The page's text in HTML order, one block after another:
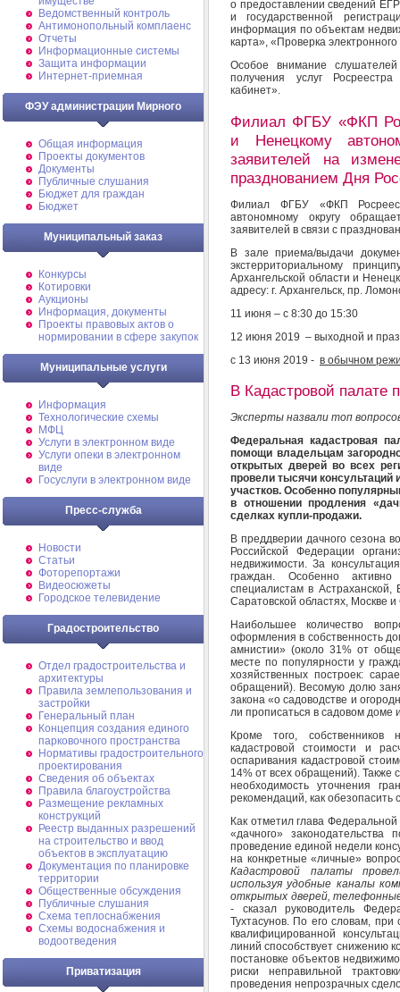
Ведомственный контроль
Антимонопольный комплаенс
Отчеты
Информационные системы
Защита информации
Интернет-приемная
ФЭУ администрации Мирного
Общая информация
Проекты документов
Документы
Публичные слушания
Бюджет для граждан
Бюджет
Муниципальный заказ
Конкурсы
Котировки
Аукционы
Информация, документы
Проекты правовых актов о
нормировании в сфере закупок
Муниципальные услуги
Информация
Технологические схемы
МФЦ
Услуги в электронном виде
Услуги опеки в электронном
виде
Госуслуги в электронном виде
Пресс-служба
Новости
Статьи
Фоторепортажи
Видеосюжеты
Городское телевидение
Градостроительство
Отдел градостроительства и
архитектуры
Правила землепользования и
застройки
Генеральный план
Концепция создания единого
парковочного пространства
Нормативы градостроительного
проектирования
Сведения об объектах
Правила благоустройства
Размещение рекламных
конструкций
Реестр выданных разрешений
на строительство и ввод
объектов в эксплуатацию
Документация по планировке
территории
Общественные обсуждения
Публичные слушания
Схема теплоснабжения
Схемы водоснабжения и
водоотведения
Приватизация
о предоставлении сведений
и государственной
информация по объектам
карта», «Проверка
Особое внимание
получения услуг
кабинет».
Филиал ФГБУ «ФКП
и Ненецкому
заявителей на
празднованием Дня
Филиал ФГБУ «ФКП
автономному округу
заявителей в связи с
В зале приема/выдачи
экстерриториальному
Архангельской области и
адресу: г. Архангельск, пр.
11 июня – с 8:30 до 15:30
12 июня 2019 – выходной и
c 13 июня 2019 - в обычном
В Кадастровой палате
Эксперты назвали топ
Федеральная кадастровая
помощи владельцам
открытых дверей во всех
провели тысячи
участков. Особенно
в отношении продления
сделках купли-продажи.
В преддверии дачного сезона
Российской Федерации
недвижимости. За
граждан. Особенно
специалистам в
Саратовской областях, Москве
Наибольшее количество
оформления в собственность
амнистии» (около 31% от
месте по популярности у
хозяйственных построек:
обращений). Весомую долю
закона «о садоводстве и
ли прописаться в садовом доме
Кроме того, собственников
кадастровой стоимости и
оспаривания кадастровой
14% от всех обращений). Также
необходимость уточнения
рекомендаций, как обезопасить
Как отметил глава
«дачного»
проведение единой недели
на конкретные «личные»
Кадастровой палаты
используя удобные каналы
открытых дверей,
- сказал руководитель
Тухтасунов. По его словам,
квалифицированной
линий способствует снижению
постановке объектов
риски неправильной
проведения непрозрачных